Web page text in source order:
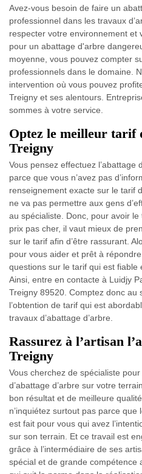
Avez-vous besoin de faire un
professionnel dans les travaux
respecter votre environnement et
pour un abattage d'arbre
moyenne, vous pouvez compter
professionnels dans le domaine.
intervention où vous pouvez
Treigny et ses alentours.
sommes à votre service.
Optez le meilleur tarif
Treigny
Vous pensez effectuez l’abattage
parce que vous n’avez pas
renseignement exacte sur le tarif
ne va pas permettre aux gens
au spécialiste. Donc, pour avoir
prix pas cher, il vaut mieux de
sur le tarif afin d’être rassurant.
pour vous aider et prêt à
questions sur le tarif qui est fiable
Ainsi, entre en contacte à Luidjy
Treigny 89520. Comptez donc au
l’obtention de tarif qui est
travaux d’abattage d’arbre.
Rassurez à l’artisan
Treigny
Vous cherchez de spécialiste
d’abattage d’arbre sur votre
bon résultat et de meilleure
n’inquiétez surtout pas parce
est fait pour vous qui avez
sur son terrain. Et ce travail est
grâce à l’intermédiaire de ses
spécial et de grande compétence